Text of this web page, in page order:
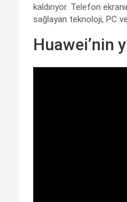
kaldırıyor. Telefon
sağlayan teknoloji, PC
Huawei’nin